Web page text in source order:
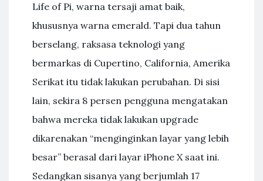
Life of Pi, warna tersaji amat baik,
khususnya warna emerald. Tapi dua tahun
berselang, raksasa teknologi yang
bermarkas di Cupertino, California, Amerika
Serikat itu tidak lakukan perubahan. Di sisi
lain, sekira 8 persen pengguna mengatakan
bahwa mereka tidak lakukan upgrade
dikarenakan “menginginkan layar yang lebih
besar” berasal dari layar iPhone X saat ini.
Sedangkan sisanya yang berjumlah 17